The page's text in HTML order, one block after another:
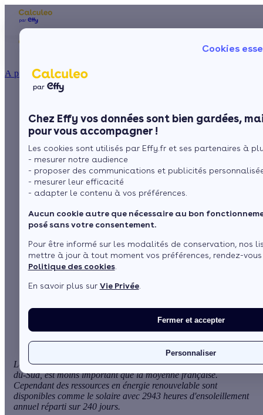
Cookies
Chez Effy vos données sont bien gardées,
pour vous accompagner !
Les cookies sont utilisés par Effy.fr et ses partenaires à
- mesurer notre audience
- proposer des communications et publicités
- mesurer leur efficacité
- adapter le contenu à vos préférences.
Aucun cookie autre que nécessaire au bon
posé sans votre consentement.
Pour être informé sur les modalités de conservation, nos
mettre à jour à tout moment vos préférences, rendez-
Politique des cookies.
En savoir plus sur Vie Privée.
Fermer et accepter
Personnaliser
À propos
Ma Prime Rénov'
Le chèque énergie
La TVA réduite
L'éco-prêt à taux zéro
Trouver mes aides
Nos conseils
Sol
Fenêtres
Aides financières et
subventions pour les
économies d'énergie
en Corse-du-Sud
parL’équipe de rédaction
1 minute de lecture
d'énergie
Le besoin en chauffage des logements lié au climat de Corse-
du-Sud, est moins important que la moyenne française.
Cependant des ressources en énergie renouvelable sont
disponibles comme le solaire avec 2943 heures d'ensoleillement
annuel réparti sur 240 jours.